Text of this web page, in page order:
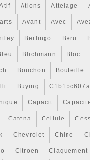
Atif Ations Attelage
Avant Avec
Berlingo Beru
Blichmann Bloc
Bouchon Bouteille
Buying
Capacit
Catena Cellule
Chevrolet Chine
Citroen Claquement
, TNT ou
ci-dessous.
Nous
suivantes. Votre
et expédié
La plupart
si le paiement est
toujours donné.
tous vos envois.
Si vous
retourner dans
les étiquettes
doivent être